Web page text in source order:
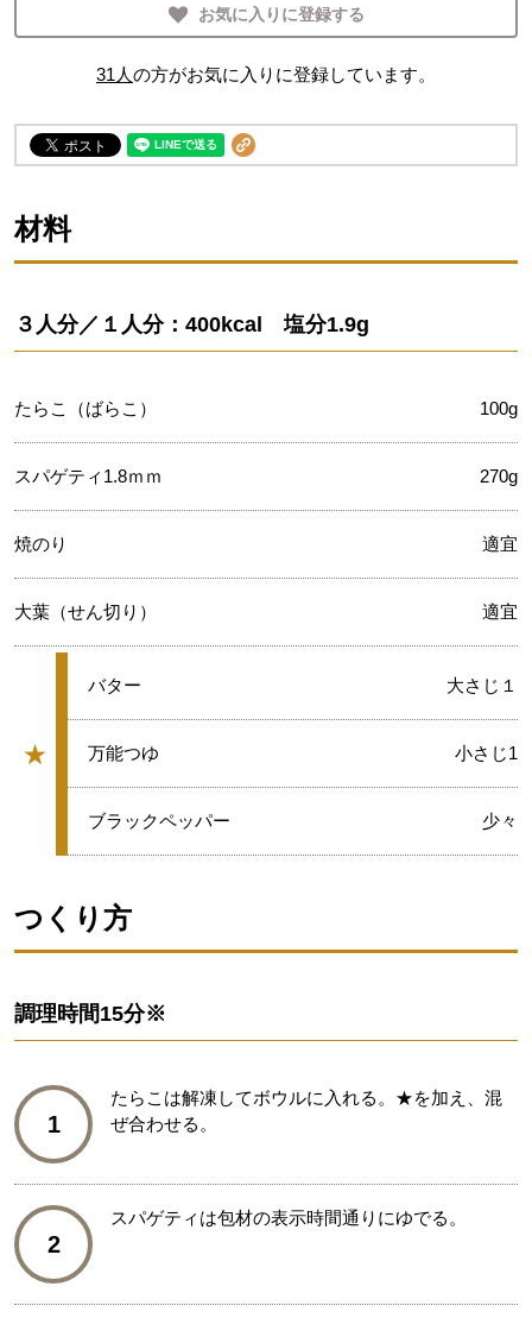
お気に入りに登録する
31 人の方がお気に入りに登録しています。
材料
３人分／１人分：400kcal 塩分1.9g
たらこ（ばらこ） 100g
スパゲティ1.8ｍｍ 270g
焼のり 適宜
大葉（せん切り） 適宜
★
グループ
★
バター 大さじ１
★
万能つゆ 小さじ1
★
ブラックペッパー 少々
つくり方
調理時間15分※
1
たらこは解凍してボウルに入れる。★を加え、混
ぜ合わせる。
2
スパゲティは包材の表示時間通りにゆでる。